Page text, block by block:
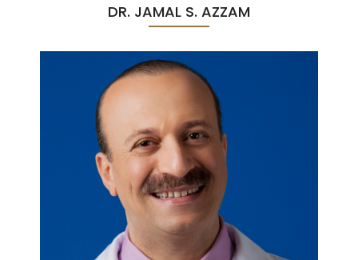
DR. JAMAL S. AZZAM